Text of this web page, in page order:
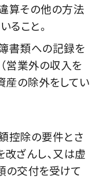
算その他の方法
ること。
書類への記録を
営業外の収入を
産の除外をしてい
控除の要件とさ
ざんし、又は虚
の交付を受けて